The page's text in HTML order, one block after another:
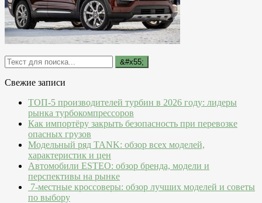
Свежие записи
ТОП-5 производителей турбин в 2026 году: лидеры
рынка турбокомпрессоров
Как импортёру закрыть безопасность при перевозке
опасных грузов
Модельный ряд TANK: обзор всех моделей,
характеристик и цен
Автомобили ESTEO: обзор бренда, модели и
перспективы на рынке
7-местные кроссоверы: обзор лучших моделей и советы
по выбору